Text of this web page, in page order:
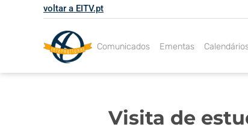
voltar a EITV.pt
Comunicados Ementas
Visita de